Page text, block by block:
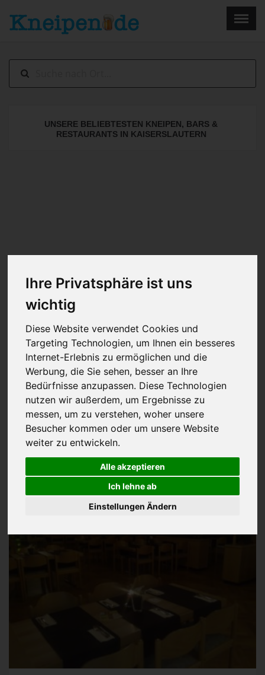
Ihre Privatsphäre ist uns
wichtig
Diese Website verwendet Cookies und
Targeting Technologien, um Ihnen ein besseres
Internet-Erlebnis zu ermöglichen und die
Werbung, die Sie sehen, besser an Ihre
Bedürfnisse anzupassen. Diese Technologien
nutzen wir außerdem, um Ergebnisse zu
messen, um zu verstehen, woher unsere
Besucher kommen oder um unsere Website
weiter zu entwickeln.
Alle akzeptieren
Ich lehne ab
Einstellungen Ändern
UNSERE BELIEBTESTEN KNEIPEN, BARS &
RESTAURANTS IN KAISERSLAUTERN
Lautrer Wirtshaus
Menu ×
Impressum